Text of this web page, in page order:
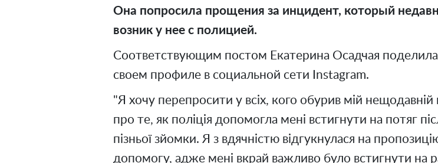
Она попросила прощения за инцидент, который
возник у нее с полицией.
Соответствующим постом Екатерина Осадчая
своем профиле в социальной сети Instagram.
"Я хочу перепросити у всіх, кого обурив мій нещодавній
про те, як поліція допомогла мені встигнути на потяг
пізньої зйомки. Я з вдячністю відгукнулася на
допомогу, адже мені вкрай важливо було встигнути на